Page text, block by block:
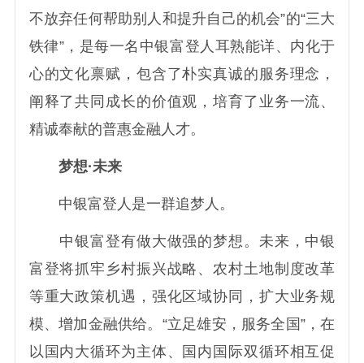
不放弃任何帮助别人和提升自己的机会”的“三大
铁律”，是每一名中银富登人耳熟能详、内化于
心的文化禀赋，包含了朴实真诚的服务理念，
阐释了共同成长的价值观，培育了业务一流、
精诚奉献的普惠金融人才。
梦想·未来
中银富登人是一群追梦人。
中银富登有做大做强的梦想。未来，中银
富登将抓牢乡村振兴战略、农村土地制度改革
等重大政策机遇，强化区域协同，扩大业务规
模、增加金融供给。“立足雄安，服务全国”，在
以国内大循环为主体、国内国际双循环相互促